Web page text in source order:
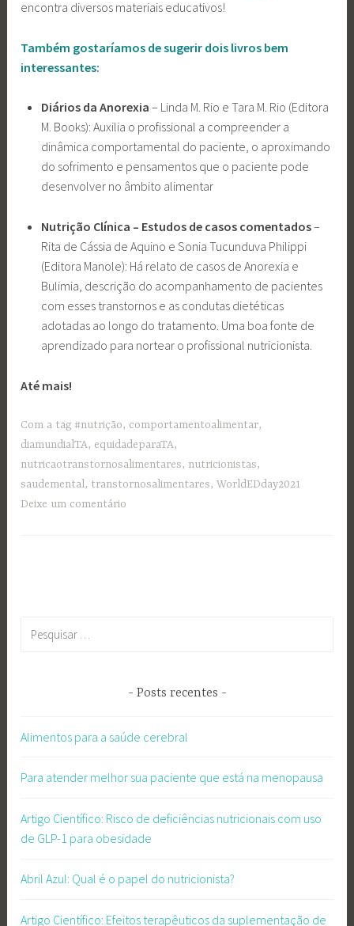
encontra diversos materiais educativos!
Também gostaríamos de sugerir dois livros bem
interessantes:
Diários da Anorexia – Linda M. Rio e Tara M. Rio (Editora
M. Books): Auxilia o profissional a compreender a
dinâmica comportamental do paciente, o aproximando
do sofrimento e pensamentos que o paciente pode
desenvolver no âmbito alimentar
Nutrição Clínica – Estudos de casos comentados–
Rita de Cássia de Aquino e Sonia Tucunduva Philippi
(Editora Manole): Há relato de casos de Anorexia e
Bulimia, descrição do acompanhamento de pacientes
com esses transtornos e as condutas dietéticas
adotadas ao longo do tratamento. Uma boa fonte de
aprendizado para nortear o profissional nutricionista.
Até mais!
Com a tag #nutrição, comportamentoalimentar,
diamundialTA, equidadeparaTA,
nutricaotranstornosalimentares, nutricionistas,
saudemental, transtornosalimentares,WorldEDday2021
Deixe um comentário
Posts recentes
Alimentos para a saúde cerebral
Para atender melhor sua paciente que está na menopausa
Artigo Científico: Risco de deficiências nutricionais com uso
de GLP-1 para obesidade
Abril Azul: Qual é o papel do nutricionista?
Artigo Científico: Efeitos terapêuticos da suplementação de